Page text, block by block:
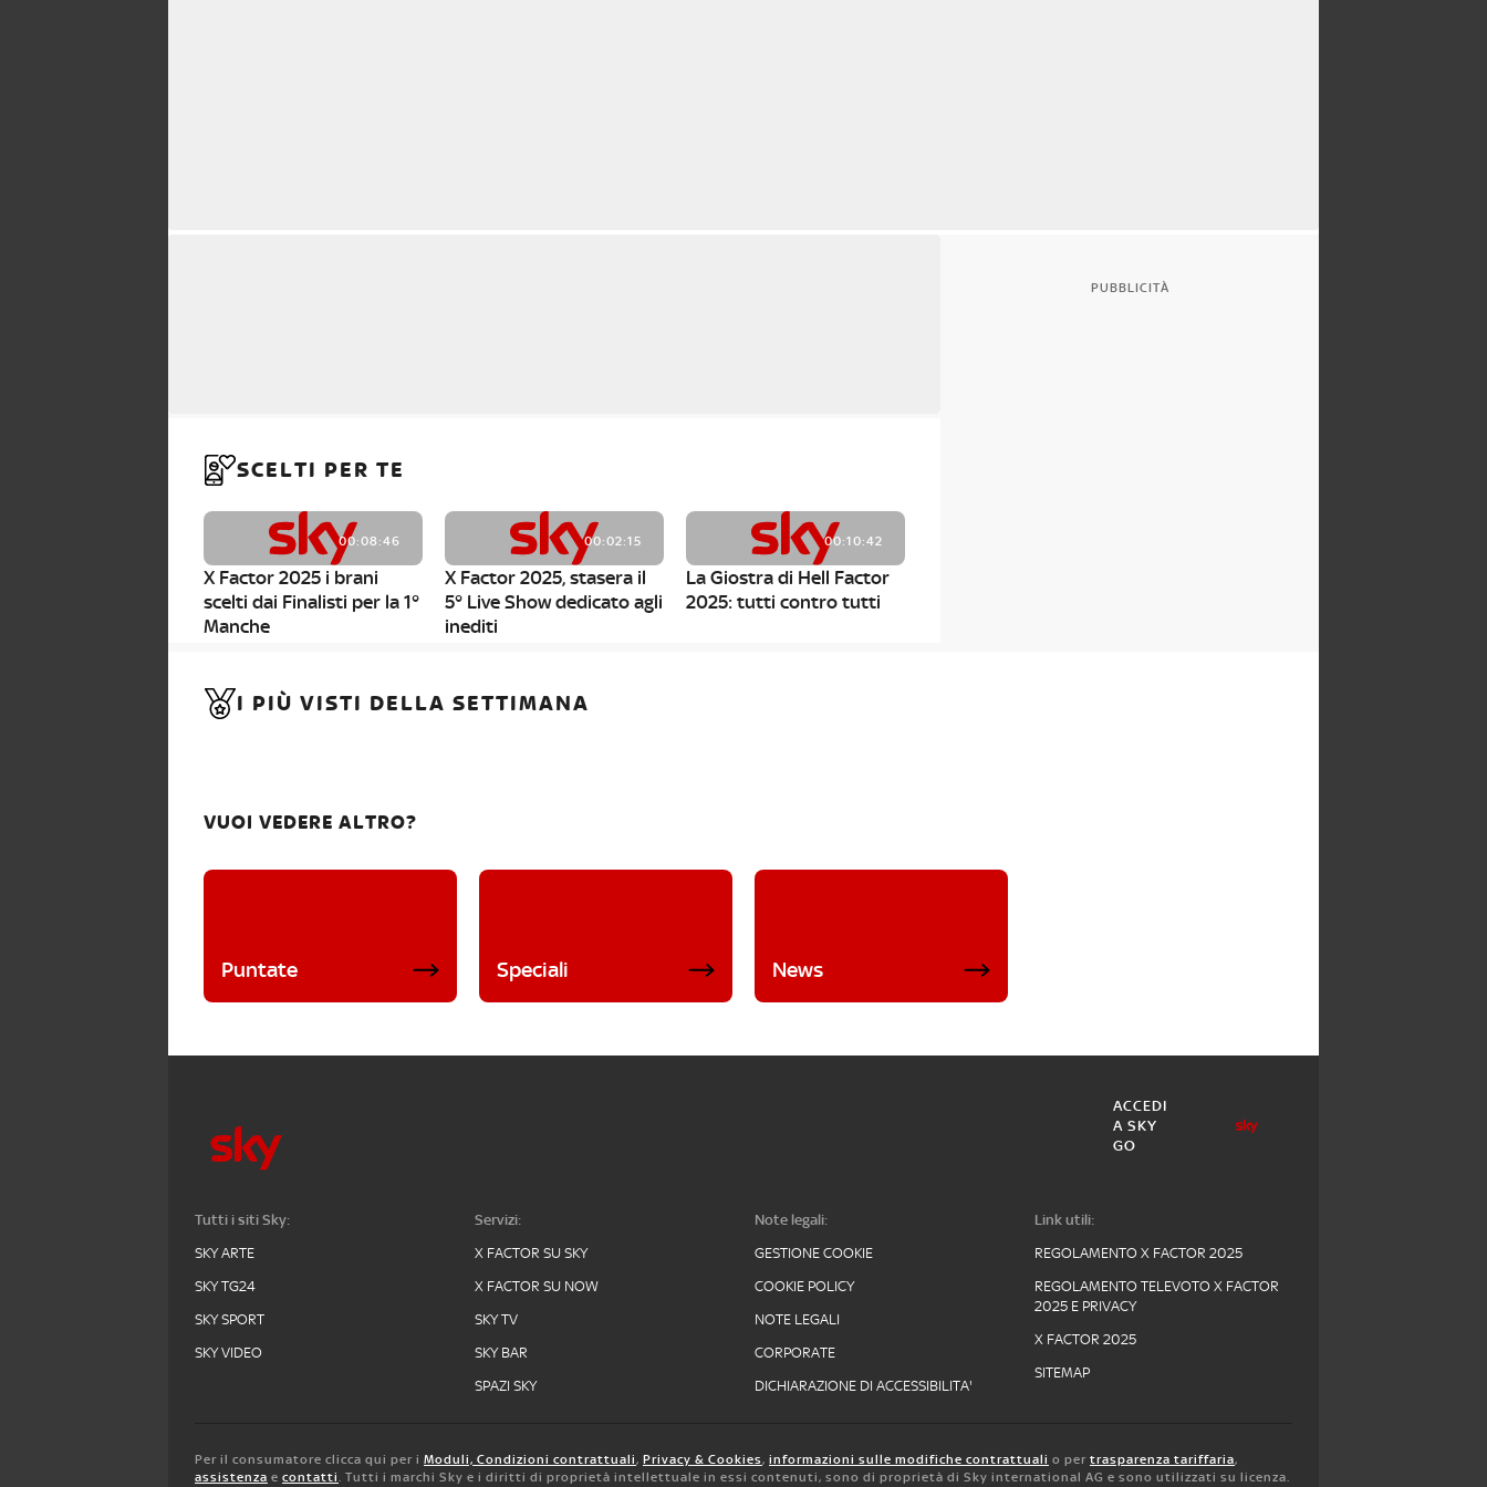
SCELTI PER TE
00:08:46
X Factor 2025 i brani
scelti dai Finalisti per la 1°
Manche
00:02:15
X Factor 2025, stasera il
5° Live Show dedicato agli
inediti
00:10:42
La Giostra di Hell Factor
2025: tutti contro tutti
PUBBLICITÀ
I PIÙ VISTI DELLA SETTIMANA
VUOI VEDERE ALTRO?
Puntate Speciali News
ACCEDI
A SKY
GO
Tutti i siti Sky:
SKY ARTE
SKY TG24
SKY SPORT
SKY VIDEO
Servizi:
X FACTOR SU SKY
X FACTOR SU NOW
SKY TV
SKY BAR
SPAZI SKY
Note legali:
GESTIONE COOKIE
COOKIE POLICY
NOTE LEGALI
CORPORATE
DICHIARAZIONE DI ACCESSIBILITA'
Link utili:
REGOLAMENTO X FACTOR 2025
REGOLAMENTO TELEVOTO X FACTOR
2025 E PRIVACY
X FACTOR 2025
SITEMAP
Per il consumatore clicca qui per i Moduli, Condizioni contrattuali, Privacy & Cookies, informazioni sulle modifiche contrattuali o per trasparenza tariffaria,
assistenza e contatti. Tutti i marchi Sky e i diritti di proprietà intellettuale in essi contenuti, sono di proprietà di Sky international AG e sono utilizzati su licenza.